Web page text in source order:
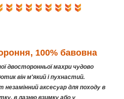
100% бавовна
двосторонньої махри чудово
він м'який і пухнастий.
аксесуар для походу в